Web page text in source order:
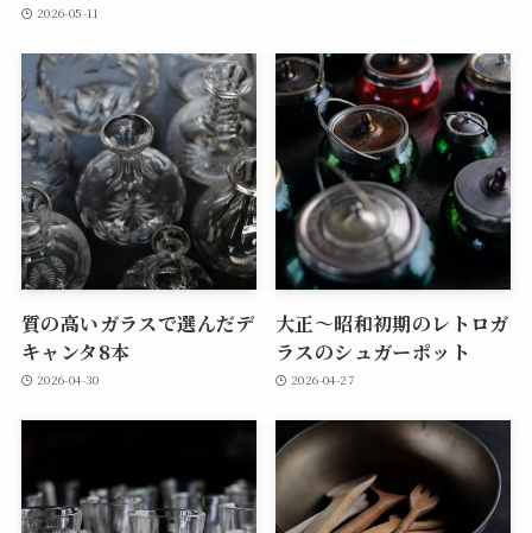
2026-05-11
質の高いガラスで選んだデ
キャンタ8本
2026-04-30
大正～昭和初期のレトロガ
ラスのシュガーポット
2026-04-27